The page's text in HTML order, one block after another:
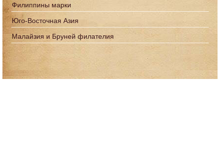
Филиппины марки
Юго-Восточная Азия
Малайзия и Бруней филателия